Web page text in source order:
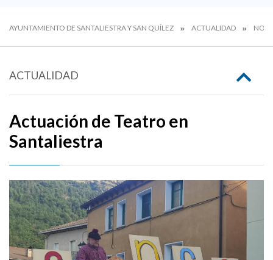
AYUNTAMIENTO DE SANTALIESTRA Y SAN QUÍLEZ ACTUALIDAD
ACTUALIDAD
Actuación de Teatro en
Santaliestra